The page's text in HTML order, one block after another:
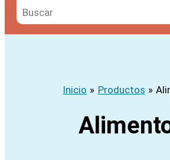
Inicio Productos